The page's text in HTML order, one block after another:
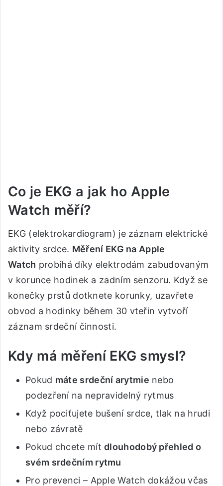
Co je EKG a jak ho Apple
Watch měří?
EKG (elektrokardiogram) je záznam elektrické
aktivity srdce. Měření EKG na Apple
Watch probíhá díky elektrodám zabudovaným
v korunce hodinek a zadním senzoru. Když se
konečky prstů dotknete korunky, uzavřete
obvod a hodinky během 30 vteřin vytvoří
záznam srdeční činnosti.
Kdy má měření EKG smysl?
Pokud máte srdeční arytmie nebo
podezření na nepravidelný rytmus
Když pociťujete bušení srdce, tlak na hrudi
nebo závratě
Pokud chcete mítdlouhodobý přehled o
svém srdečním rytmu
Pro prevenci – Apple Watch dokážou včas